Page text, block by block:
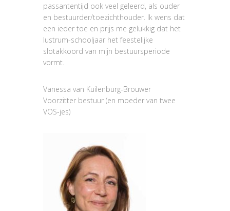
passantentijd ook veel geleerd, als ouder
en bestuurder/toezichthouder. Ik wens dat
een ieder toe en prijs me gelukkig dat het
lustrum-schooljaar het feestelijke
slotakkoord van mijn bestuursperiode
vormt.
Vanessa van Kuilenburg-Brouwer
Voorzitter bestuur (en moeder van twee
VOS-jes)